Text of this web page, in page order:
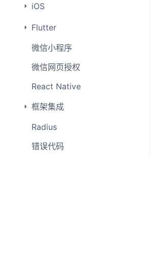
iOS
Flutter
微信小程序
微信网页授权
React Native
框架集成
Radius
错误代码